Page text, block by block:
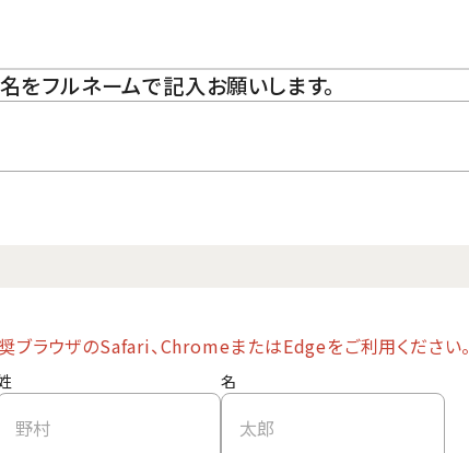
をフルネームで記入お願いします。
ブラウザのSafari、ChromeまたはEdgeをご利用ください。
名